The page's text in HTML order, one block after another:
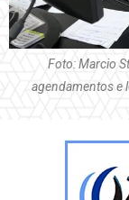
Foto: Marcio
agendamentos e